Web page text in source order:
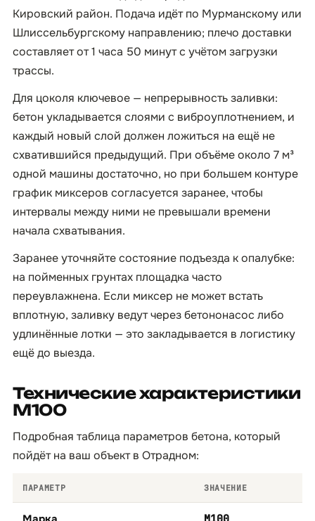
Кировский район. Подача идёт по Мурманскому или
Шлиссельбургскому направлению; плечо доставки
составляет от 1 часа 50 минут с учётом загрузки
трассы.
Для цоколя ключевое — непрерывность заливки:
бетон укладывается слоями с виброуплотнением, и
каждый новый слой должен ложиться на ещё не
схватившийся предыдущий. При объёме около 7 м³
одной машины достаточно, но при большем контуре
график миксеров согласуется заранее, чтобы
интервалы между ними не превышали времени
начала схватывания.
Заранее уточняйте состояние подъезда к опалубке:
на пойменных грунтах площадка часто
переувлажнена. Если миксер не может встать
вплотную, заливку ведут через бетононасос либо
удлинённые лотки — это закладывается в логистику
ещё до выезда.
Технические характеристики
М100
Подробная таблица параметров бетона, который
пойдёт на ваш объект в Отрадном:
ПАРАМЕТР ЗНАЧЕНИЕ